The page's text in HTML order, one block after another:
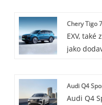
ještě
plánu
elektrické
Chery Tigo 7
EXV, také
jako
Audi Q4
Audi Q4